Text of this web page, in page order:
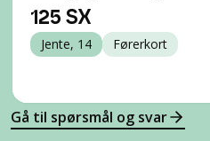
125 SX
Jente, 14 Førerkort
Gå til spørsmål og svar